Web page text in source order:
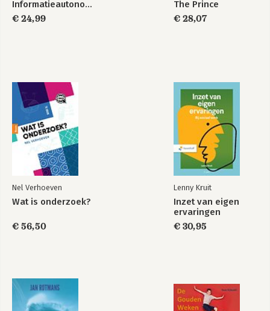
Het laatste woord is aan Judith Butler: How to
commit to Trouble? 72
Bibliografie 81
Noten 85
Informatieautonomie
€ 24,99
The Prince
€ 28,07
Nel Verhoeven
Wat is onderzoek?
€ 56,50
Lenny Kruit
Inzet van eigen
ervaringen
€ 30,95